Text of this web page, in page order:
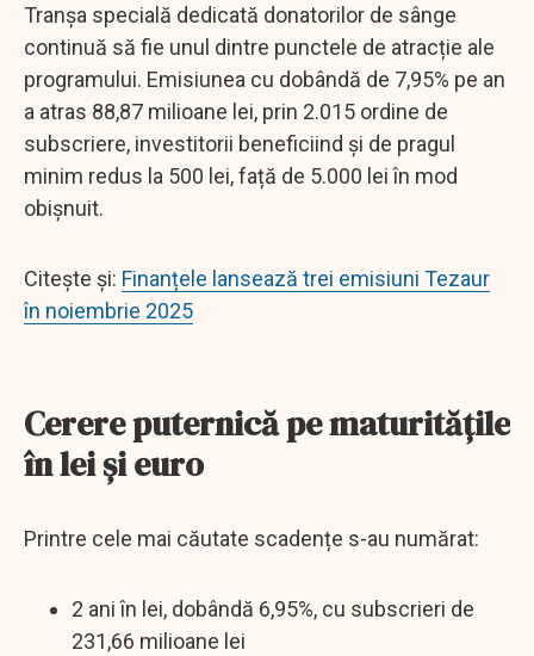
Tranșa specială dedicată donatorilor de sânge
continuă să fie unul dintre punctele de atracție ale
programului. Emisiunea cu dobândă de 7,95% pe an
a atras 88,87 milioane lei, prin 2.015 ordine de
subscriere, investitorii beneficiind și de pragul
minim redus la 500 lei, față de 5.000 lei în mod
obișnuit.
Citește și: Finanțele lansează trei emisiuni Tezaur
în noiembrie 2025
Cerere puternică pe maturitățile
în lei și euro
Printre cele mai căutate scadențe s-au numărat:
2 ani în lei, dobândă 6,95%, cu subscrieri de
231,66 milioane lei